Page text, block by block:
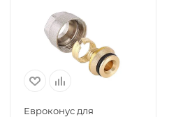
Евроконус для